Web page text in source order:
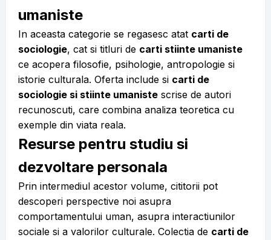
umaniste
In aceasta categorie se regasesc atat carti de
sociologie, cat si titluri de carti stiinte umaniste
ce acopera filosofie, psihologie, antropologie si
istorie culturala. Oferta include si carti de
sociologie si stiinte umaniste scrise de autori
recunoscuti, care combina analiza teoretica cu
exemple din viata reala.
Resurse pentru studiu si
dezvoltare personala
Prin intermediul acestor volume, cititorii pot
descoperi perspective noi asupra
comportamentului uman, asupra interactiunilor
sociale si a valorilor culturale. Colectia de carti de